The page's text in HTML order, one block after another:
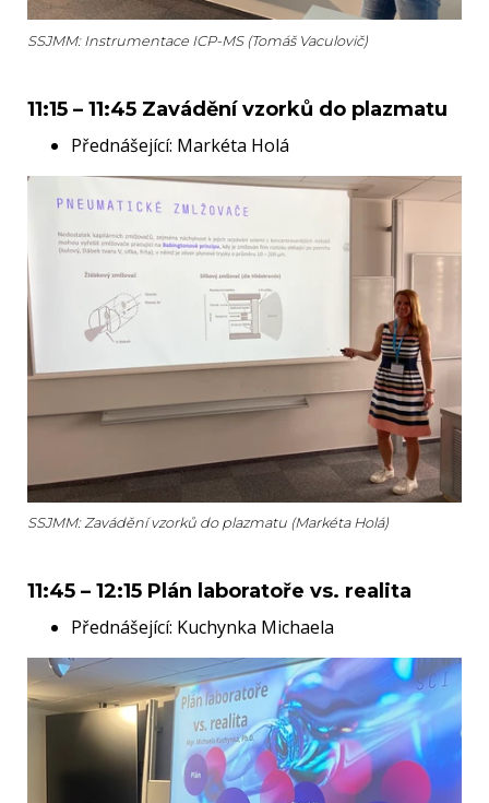
SSJMM: Instrumentace ICP-MS (Tomáš Vaculovič)
11:15 – 11:45 Zavádění vzorků do plazmatu
Přednášející: Markéta Holá
SSJMM: Zavádění vzorků do plazmatu (Markéta Holá)
11:45 – 12:15 Plán laboratoře vs. realita
Přednášející: Kuchynka Michaela